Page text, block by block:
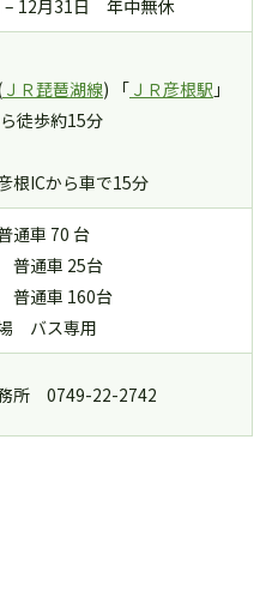
– 12月31日 年中無休
ＪＲ琵琶湖線) 「 ＪＲ彦根駅 」
徒歩約15分
根ICから車で15分
通車 70 台
普通車 25台
普通車 160台
バス専用
所 0749-22-2742